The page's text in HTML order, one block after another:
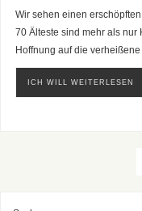
Wir sehen einen
70 Älteste sind mehr als nur
Hoffnung auf die verheißene
ICH WILL WEITERLESEN